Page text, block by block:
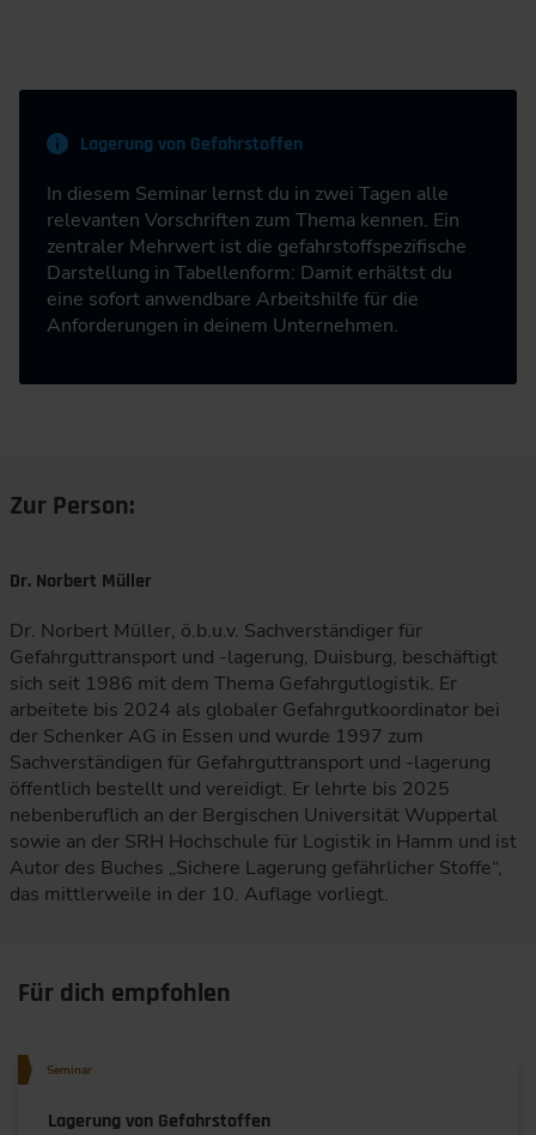
Lagerung von Gefahrstoffen
In diesem Seminar lernst du in zwei Tagen alle
relevanten Vorschriften zum Thema kennen. Ein
zentraler Mehrwert ist die gefahrstoffspezifische
Darstellung in Tabellenform: Damit erhältst du
eine sofort anwendbare Arbeitshilfe für die
Anforderungen in deinem Unternehmen.
Zur Person:
Dr. Norbert Müller
Dr. Norbert Müller, ö.b.u.v. Sachverständiger für
Gefahrguttransport und -lagerung, Duisburg, beschäftigt
sich seit 1986 mit dem Thema Gefahrgutlogistik. Er
arbeitete bis 2024 als globaler Gefahrgutkoordinator bei
der Schenker AG in Essen und wurde 1997 zum
Sachverständigen für Gefahrguttransport und -lagerung
öffentlich bestellt und vereidigt. Er lehrte bis 2025
nebenberuflich an der Bergischen Universität Wuppertal
sowie an der SRH Hochschule für Logistik in Hamm und ist
Autor des Buches „Sichere Lagerung gefährlicher Stoffe“,
das mittlerweile in der 10. Auflage vorliegt.
Für dich empfohlen
Seminar
Lagerung von Gefahrstoffen